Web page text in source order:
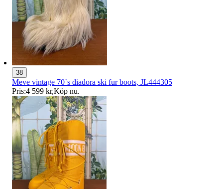
38
Meve vintage 70`s diadora ski fur boots, JL444305
Pris:4 599 kr,Köp nu.